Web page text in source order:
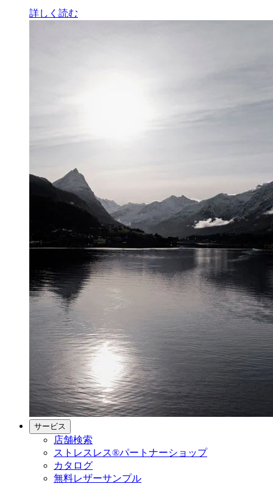
詳しく読む
サービス
店舗検索
ストレスレス®パートナーショップ
カタログ
無料レザーサンプル